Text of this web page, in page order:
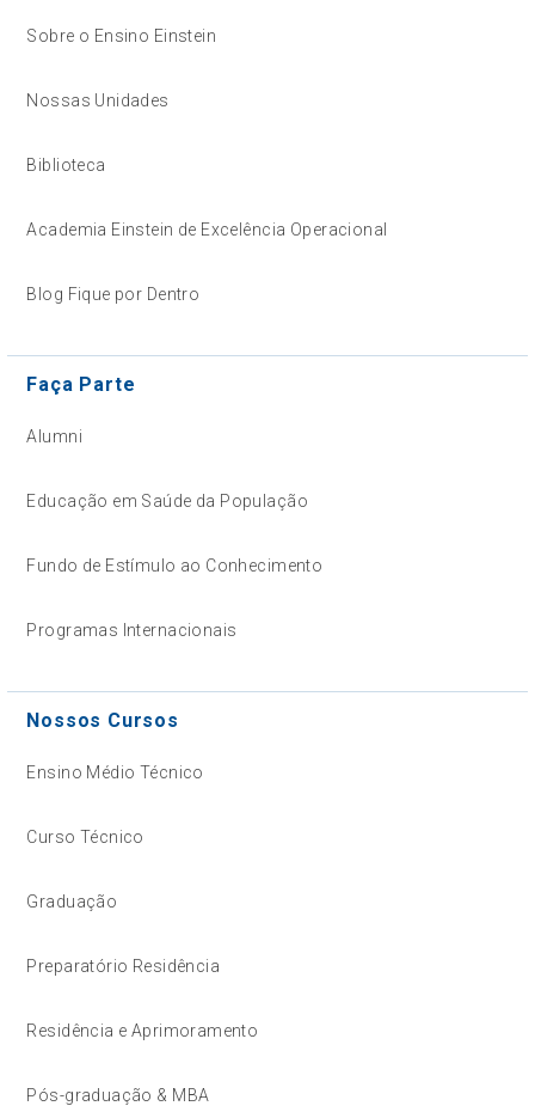
Sobre o Ensino Einstein
Nossas Unidades
Biblioteca
Academia Einstein de Excelência Operacional
Blog Fique por Dentro
Faça Parte
Alumni
Educação em Saúde da População
Fundo de Estímulo ao Conhecimento
Programas Internacionais
Nossos Cursos
Ensino Médio Técnico
Curso Técnico
Graduação
Preparatório Residência
Residência e Aprimoramento
Pós-graduação & MBA